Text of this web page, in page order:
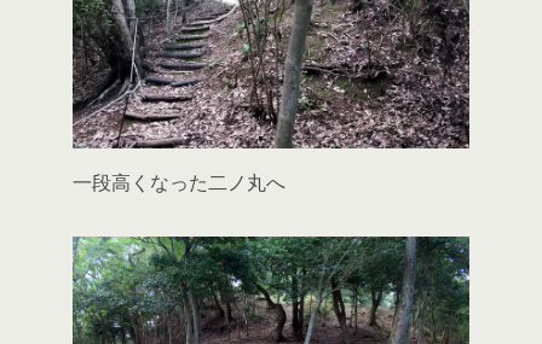
一段高くなった二ノ丸へ